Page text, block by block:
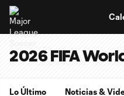
2026 FIFA
Lo Último Noticias &